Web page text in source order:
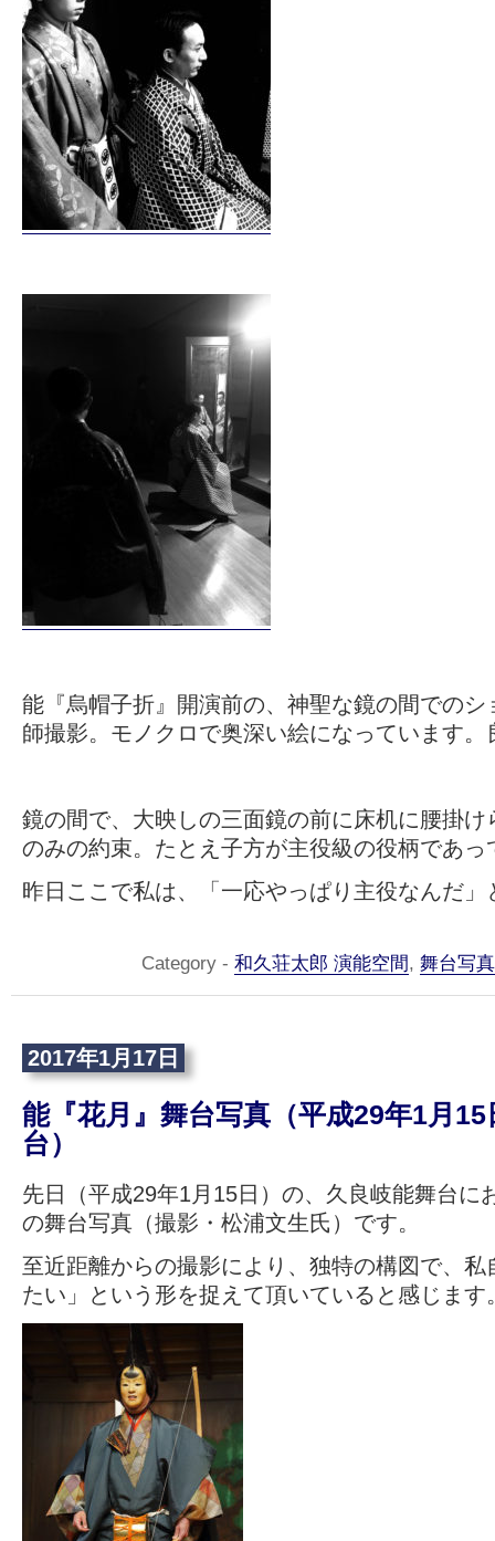
能『烏帽子折』開演前の、神聖な鏡の間でのシ
師撮影。モノクロで奥深い絵になっています。
鏡の間で、大映しの三面鏡の前に床机に腰掛け
のみの約束。たとえ子方が主役級の役柄であっ
昨日ここで私は、「一応やっぱり主役なんだ
Category - 和久荘太郎 演能空間, 舞台写真
2017年1月17日
能『花月』舞台写真（平成29年1月
台）
先日（平成29年1月15日）の、久良岐能舞台に
の舞台写真（撮影・松浦文生氏）です。
至近距離からの撮影により、独特の構図で、私
たい」という形を捉えて頂いていると感じます